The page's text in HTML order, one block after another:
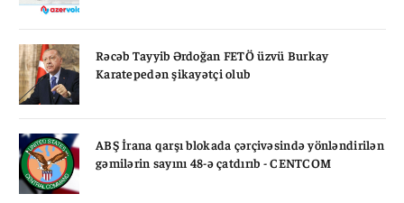
Rəcəb Tayyib Ərdoğan FETÖ üzvü Burkay
Karatepedən şikayətçi olub
ABŞ İrana qarşı blokada çərçivəsində yönləndirilən
gəmilərin sayını 48-ə çatdırıb - CENTCOM